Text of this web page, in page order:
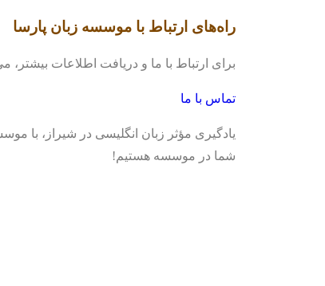
راه‌های ارتباط با موسسه زبان پارسا
برای ارتباط با ما و دریافت اطلاعات بیشتر،
تماس با ما
یادگیری مؤثر زبان انگلیسی در شیراز، با
شما در موسسه هستیم!